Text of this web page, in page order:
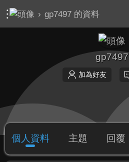
› gp7497 的資料
gp7497
加為好友
個人資料 主題 回覆